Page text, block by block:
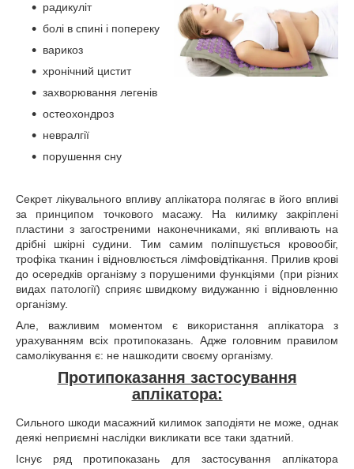
радикуліт
болі в спині і попереку
варикоз
хронічний цистит
захворювання легенів
остеохондроз
невралгії
порушення сну
Секрет лікувального впливу аплікатора полягає в його впливі
за принципом точкового масажу. На килимку закріплені
пластини з загостреними наконечниками, які впливають на
дрібні шкірні судини. Тим самим поліпшується кровообіг,
трофіка тканин і відновлюється лімфовідтікання. Прилив крові
до осередків організму з порушеними функціями (при різних
видах патології) сприяє швидкому видужанню і відновленню
організму.
Але, важливим моментом є використання аплікатора з
урахуванням всіх протипоказань. Адже головним правилом
самолікування є: не нашкодити своєму організму.
Протипоказання застосування
аплікатора:
Сильного шкоди масажний килимок заподіяти не може, однак
деякі неприємні наслідки викликати все таки здатний.
Існує ряд протипоказань для застосування аплікатора